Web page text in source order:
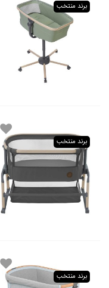
برند منتخب
برند منتخب
برند منتخب